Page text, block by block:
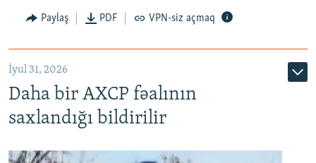
Paylaş PDF VPN-siz açmaq
İyul 31, 2026
Daha bir AXCP fəalının
saxlandığı bildirilir